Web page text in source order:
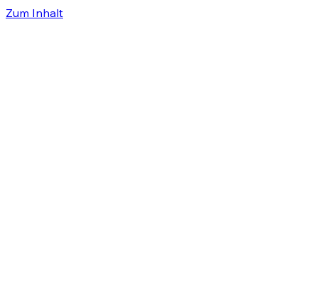
Zum Inhalt